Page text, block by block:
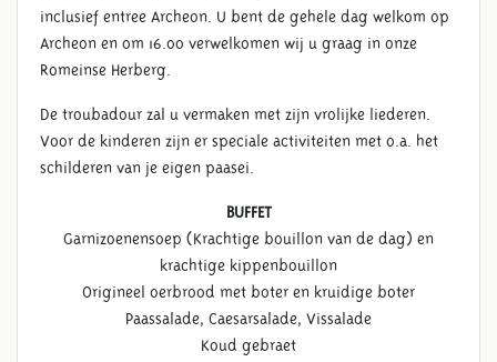
inclusief entree Archeon. U bent de gehele dag welkom op
Archeon en om 16.00 verwelkomen wij u graag in onze
Romeinse Herberg.
De troubadour zal u vermaken met zijn vrolijke liederen.
Voor de kinderen zijn er speciale activiteiten met o.a. het
schilderen van je eigen paasei.
BUFFET
Garnizoenensoep (Krachtige bouillon van de dag) en
krachtige kippenbouillon
Origineel oerbrood met boter en kruidige boter
Paassalade, Caesarsalade, Vissalade
Koud gebraet